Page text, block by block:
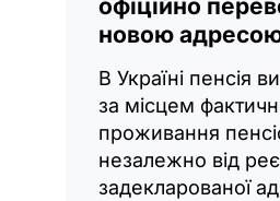
офіційно
новою
В Україні пенсія
за місцем
проживання
незалежно від
задекларованої